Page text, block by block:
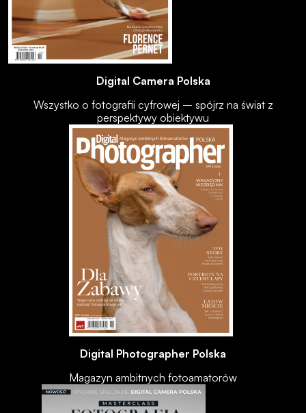
Digital Camera Polska
Wszystko o fotografii cyfrowej – spójrz na świat z
perspektywy obiektywu
Digital Photographer Polska
Magazyn ambitnych fotoamatorów